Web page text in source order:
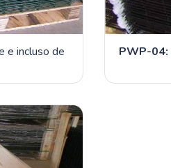
e incluso de
PWP-04: